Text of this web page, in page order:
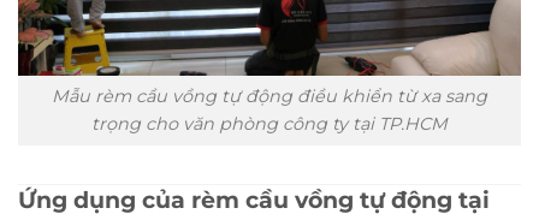
Mẫu rèm cầu vồng tự động điều khiển từ xa sang
trọng cho văn phòng công ty tại TP.HCM
Ứng dụng của rèm cầu vồng tự động tại